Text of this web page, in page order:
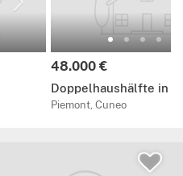
Preis:
48.000 €
Doppelhaushälfte in
Piemont, Cuneo